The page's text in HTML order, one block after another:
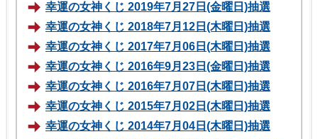
幸運の女神くじ 2019年7月27日(金曜日)抽選
幸運の女神くじ 2018年7月12日(木曜日)抽選
幸運の女神くじ 2017年7月06日(木曜日)抽選
幸運の女神くじ 2016年9月23日(金曜日)抽選
幸運の女神くじ 2016年7月07日(木曜日)抽選
幸運の女神くじ 2015年7月02日(木曜日)抽選
幸運の女神くじ 2014年7月04日(木曜日)抽選